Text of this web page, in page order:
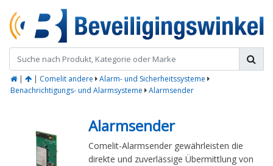
| | Comelit andere
Alarm- und Sicherheitssysteme
Benachrichtigungs- und Alarmsysteme
Alarmsender
Alarmsender
Comelit-Alarmsender gewährleisten die
direkte und zuverlässige Übermittlung von